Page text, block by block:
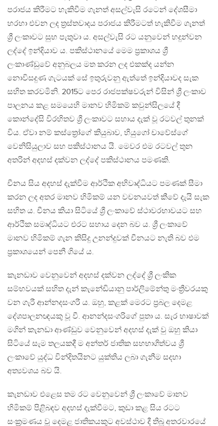
පරාජය කිරීමට හැකිවීම ගැනත් අසල්වැසි රටෙන් දේශසීමා
හරහා එවන ලද ත්‍රස්තවාදය පරාජය කිරීමටත් හැකිවීම ගැනත්
ශ්‍රී ලංකාවට සුභ පැතුවා ය. අසල්වැසි රට යනුවෙන් හදුන්වන
ලද්දේ ඉන්දියාව ය. පකිස්ථානයේ මෙම ප්‍රකාශය ශ්‍රී
ලංකාණ්ඩුවේ අනුබලය මත කරන ලද එකක්ද යන්න
නොවිසදුණ ගැටයක් සේ ඉතුරුවනු ඇත්තේ ඉන්දියාවද සැක
සහිත කරවමිනි. 2015ට පෙර රාජපක්ෂවරුන් විසින් ශ්‍රී ලංකාව
පාලනය කළ සමයෙහි මානව හිමිකම් කවුන්සිලයේ දී
කොන්දේසි විරහිතව ශ්‍රී ලංකාවට සහාය දැක් වූ රටවල් තුනක්
විය. ඒවා නම් කස්ත්‍රෝගේ කියුබාව, හියුගෝ චාවේස්ගේ
වෙනිසියුලාව සහ පකිස්ථානය යි. මෙවර එම රටවල් තුන
අතරින් අදහස් දක්වන ලද්දේ පකිස්ථානය පමණකි.
චීනය සිය අදහස් දැක්වීම ආර්ථික අභිවෘද්ධියට පමණක් සීමා
කරන ලද අතර මානව හිමිකම් යන වචනයවත් කීවේ දැයි සැක
සහිත ය. චීනය කියා සිටියේ ශ්‍රී ලංකාවේ ස්ථාවරභාවයට සහ
ආර්ථික සමෘද්ධියට එරට සහාය දෙන බව ය. ශ්‍රී ලංකාවේ
මානව හිමිකම් ගැන කිසිදු උනන්දුවක් චීනයට නැති බව එම
ප්‍රකාශයෙන් පෙනී ගියේ ය.
කැනඩාව වෙනුවෙන් අදහස් දක්වන ලද්දේ ශ්‍රී ලංකික
සම්භවයක් සහිත දැන් කැනේඩියානු පාර්ලිමේන්තු මංත්‍රීවරයකු
වන ගැරී ආන්නදසංගරී ය. ඔහු, කළක් මෙරට ප්‍රබල දෙමළ
දේශපාලනඥයකු වූ වී. ආනන්දසංගරිගේ පුතා ය. සැර භාෂාවක්
මගින් කැනඩා ආණ්ඩුව වෙනුවෙන් අදහස් දැක් වු ඔහු කියා
සිටියේ සැම තලයකදී ම අන්තර් ජාතික සහභාගිත්වය ශ්‍රී
ලංකාවේ යුද්ධ වින්දිතයිනට යුක්තිය ලබා ගැනීම සදහා
අත්‍යවශය බව යි.
කැනඩාව එළෙස තම රට වෙනුවෙන් ශ්‍රී ලංකාවේ මානව
හිමිකම් පිළිබඳව අදහස් දැක්වීමට, කුඩා කළ සිය රටට
සංක්‍රමණය වූ දෙමළ ජාතිකයකුට අවස්ථාව දී තිබූ අතරවාරයේ